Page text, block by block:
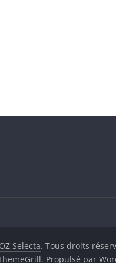
Selecta. Tous droits
Propulsé par